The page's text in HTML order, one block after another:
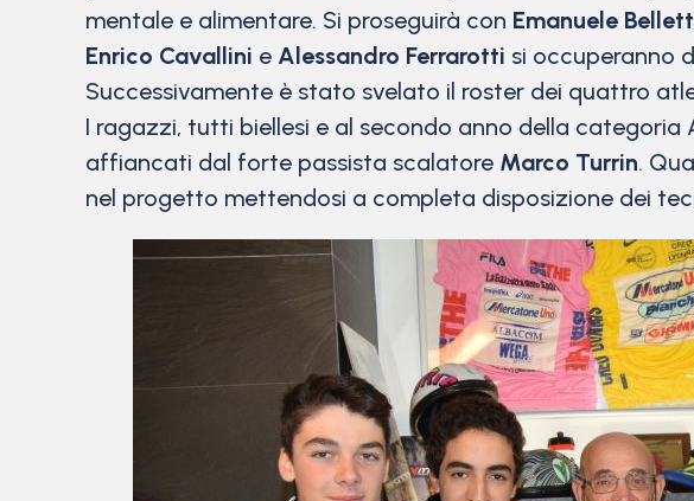
mentale e alimentare. Si proseguirà con Emanuele
Enrico Cavallini e Alessandro Ferrarotti si occuperanno
Successivamente è stato svelato il roster dei quattro
I ragazzi, tutti biellesi e al secondo anno della categoria
affiancati dal forte passista scalatore Marco Turrin.
nel progetto mettendosi a completa disposizione dei